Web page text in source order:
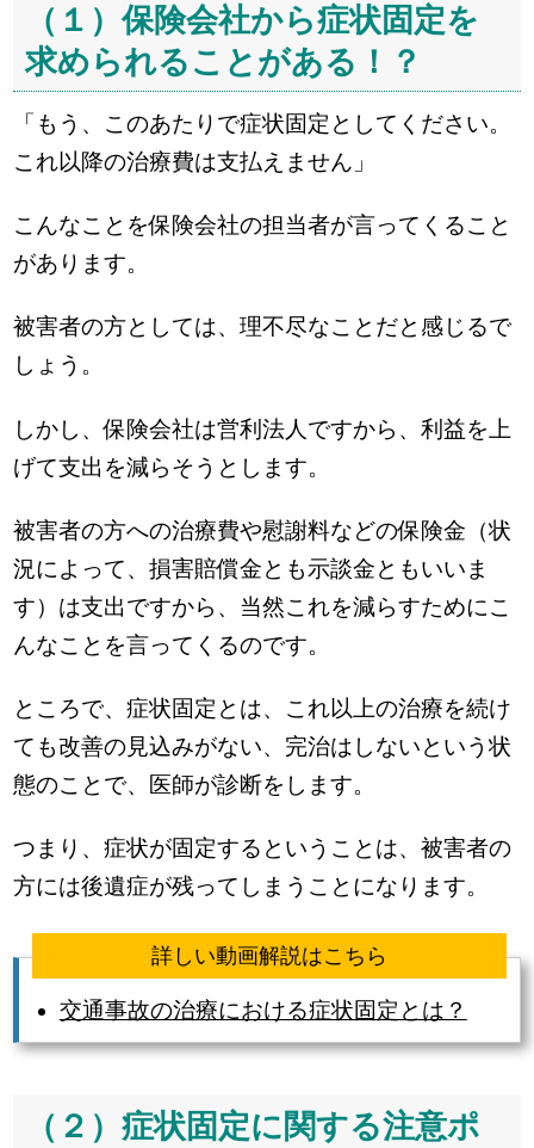
（１）保険会社から症状固定を
求められることがある！？
「もう、このあたりで症状固定としてください。
これ以降の治療費は支払えません」
こんなことを保険会社の担当者が言ってくること
があります。
被害者の方としては、理不尽なことだと感じるで
しょう。
しかし、保険会社は営利法人ですから、利益を上
げて支出を減らそうとします。
被害者の方への治療費や慰謝料などの保険金（状
況によって、損害賠償金とも示談金ともいいま
す）は支出ですから、当然これを減らすためにこ
んなことを言ってくるのです。
ところで、症状固定とは、これ以上の治療を続け
ても改善の見込みがない、完治はしないという状
態のことで、医師が診断をします。
つまり、症状が固定するということは、被害者の
方には後遺症が残ってしまうことになります。
詳しい動画解説はこちら
交通事故の治療における症状固定とは？
（２）症状固定に関する注意ポ